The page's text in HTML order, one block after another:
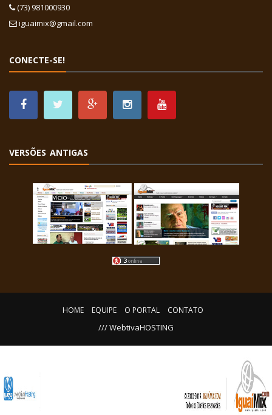
(73) 981000930
iguaimix@gmail.com
CONECTE-SE!
VERSÕES ANTIGAS
HOME EQUIPE O PORTAL CONTATO
/// WebtivaHOSTING